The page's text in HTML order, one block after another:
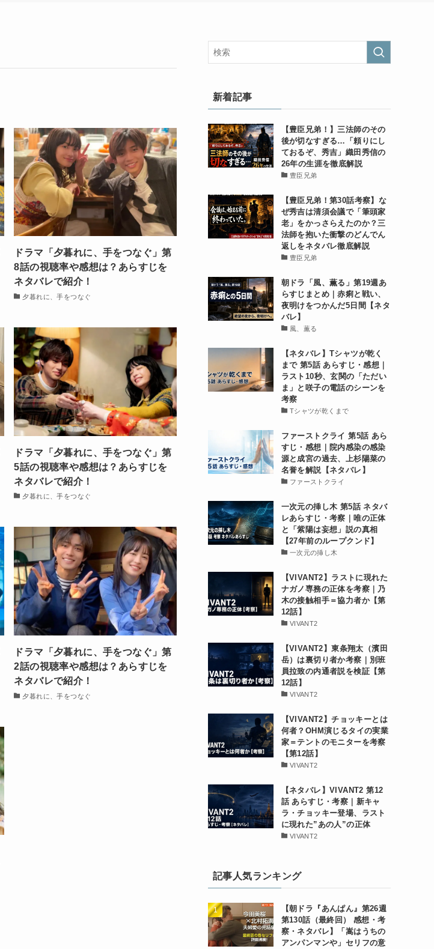
ドラマ「夕暮れに、手をつなぐ」第
8話の視聴率や感想は？あらすじを
ネタバレで紹介！
夕暮れに、手をつなぐ
ドラマ「夕暮れに、手をつなぐ」第
5話の視聴率や感想は？あらすじを
ネタバレで紹介！
夕暮れに、手をつなぐ
ドラマ「夕暮れに、手をつなぐ」第
2話の視聴率や感想は？あらすじを
ネタバレで紹介！
夕暮れに、手をつなぐ
新着記事
【豊臣兄弟！】三法師のその
後が切なすぎる…「頼りにし
ておるぞ、秀吉」織田秀信の
26年の生涯を徹底解説
豊臣兄弟
【豊臣兄弟！第30話考察】な
ぜ秀吉は清須会議で「筆頭家
老」をかっさらえたのか？三
法師を抱いた衝撃のどんでん
返しをネタバレ徹底解説
豊臣兄弟
朝ドラ「風、薫る」第19週あ
らすじまとめ｜赤痢と戦い、
夜明けをつかんだ5日間【ネタ
バレ】
風、薫る
【ネタバレ】Tシャツが乾く
まで 第5話 あらすじ・感想｜
ラスト10秒、玄関の「ただい
ま」と咲子の電話のシーンを
考察
Tシャツが乾くまで
ファーストクライ 第5話 あら
すじ・感想｜院内感染の感染
源と成宮の過去、上杉陽菜の
名誉を解説【ネタバレ】
ファーストクライ
一次元の挿し木 第5話 ネタバ
レあらすじ・考察｜唯の正体
と「紫陽は妄想」説の真相
【27年前のループクンド】
一次元の挿し木
【VIVANT2】ラストに現れた
ナガノ専務の正体を考察｜乃
木の接触相手＝協力者か【第
12話】
VIVANT2
【VIVANT2】東条翔太（濱田
岳）は裏切り者か考察｜別班
員拉致の内通者説を検証【第
12話】
VIVANT2
【VIVANT2】チョッキーとは
何者？OHM演じるタイの実業
家＝テントのモニターを考察
【第12話】
VIVANT2
【ネタバレ】VIVANT2 第12
話 あらすじ・考察｜新キャ
ラ・チョッキー登場、ラスト
に現れた”あの人”の正体
VIVANT2
記事人気ランキング
【朝ドラ『あんぱん』第26週
第130話（最終回） 感想・考
察・ネタバレ】「嵩はうちの
アンパンマンや」セリフの意